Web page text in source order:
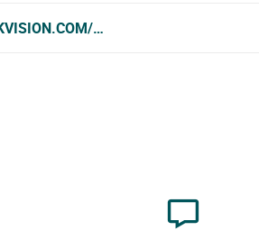
ES/SUPPORT/